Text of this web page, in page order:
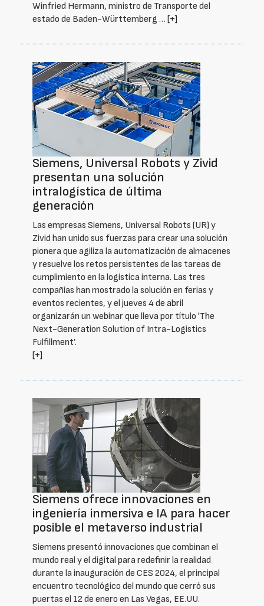
Winfried Hermann, ministro de Transporte del
estado de Baden-Württemberg … [+]
Siemens, Universal Robots y Zivid
presentan una solución
intralogística de última
generación
Las empresas Siemens, Universal Robots (UR) y
Zivid han unido sus fuerzas para crear una solución
pionera que agiliza la automatización de almacenes
y resuelve los retos persistentes de las tareas de
cumplimiento en la logística interna. Las tres
compañías han mostrado la solución en ferias y
eventos recientes, y el jueves 4 de abril
organizarán un webinar que lleva por título 'The
Next-Generation Solution of Intra-Logistics
Fulfillment’.
[+]
Siemens ofrece innovaciones en
ingeniería inmersiva e IA para hacer
posible el metaverso industrial
Siemens presentó innovaciones que combinan el
mundo real y el digital para redefinir la realidad
durante la inauguración de CES 2024, el principal
encuentro tecnológico del mundo que cerró sus
puertas el 12 de enero en Las Vegas, EE.UU.